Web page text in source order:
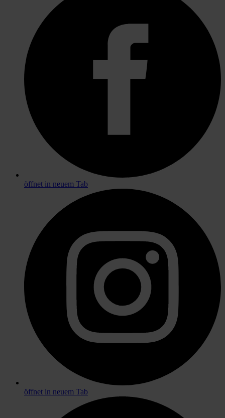
öffnet in neuem Tab
öffnet in neuem Tab